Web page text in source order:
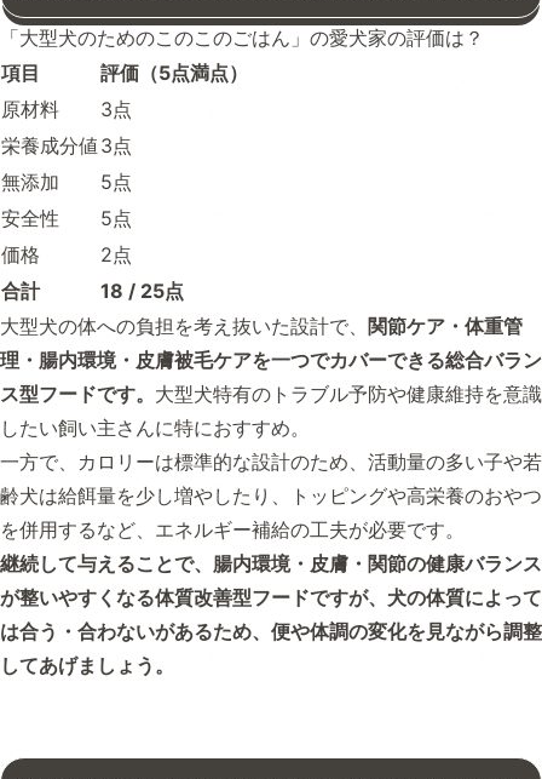
「大型犬のためのこのこのごはん」の愛犬家の評価は？
項目
評価（5点満点）
原材料
3点
栄養成分値 3点
無添加
5点
安全性
5点
価格
2点
合計
18 / 25点
大型犬の体への負担を考え抜いた設計で、 関節ケア・体重管
理・腸内環境・皮膚被毛ケアを一つでカバーできる総合バラン
ス型フードです。 大型犬特有のトラブル予防や健康維持を意識
したい飼い主さんに特におすすめ。
一方で、カロリーは標準的な設計のため、活動量の多い子や若
齢犬は給餌量を少し増やしたり、トッピングや高栄養のおやつ
を併用するなど、エネルギー補給の工夫が必要です。
継続して与えることで、腸内環境・皮膚・関節の健康バランス
が整いやすくなる体質改善型フードですが、犬の体質によって
は合う・合わないがあるため、便や体調の変化を見ながら調整
してあげましょう。